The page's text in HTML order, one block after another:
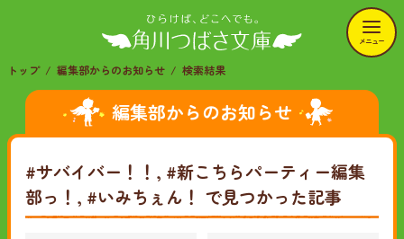
メニュー
トップ 編集部からのお知らせ 検索結果
編集部からのお知らせ
#サバイバー！！, #新こちらパーティー編集
部っ！, #いみちぇん！ で見つかった記事